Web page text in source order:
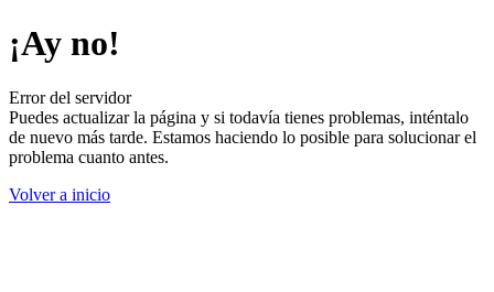
¡Ay no!
Error del servidor
Puedes actualizar la página y si todavía tienes problemas, inténtalo
de nuevo más tarde. Estamos haciendo lo posible para solucionar el
problema cuanto antes.
Volver a inicio